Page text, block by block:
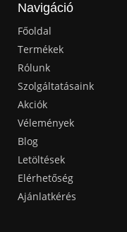
Navigáció
Főoldal
Termékek
Rólunk
Szolgáltatásaink
Akciók
Vélemények
Blog
Letöltések
Elérhetőség
Ajánlatkérés